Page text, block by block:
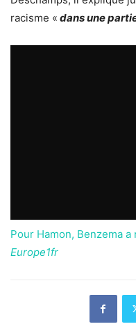
racisme « dans une
Pour Hamon, Benzema
Europe1fr